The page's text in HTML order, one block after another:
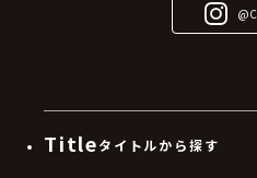
Titleタイトルから探す